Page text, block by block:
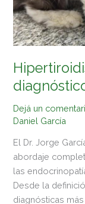
Dejá un
Daniel García
El Dr. Jorge
abordaje
las
Desde la
diagnósticas
clínicas